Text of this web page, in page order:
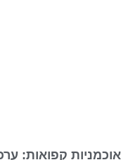
אוכמניות קפואות: